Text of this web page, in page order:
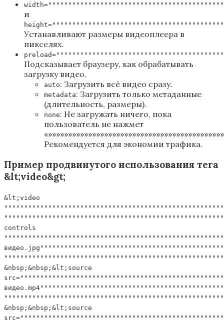
и
Устанавливают размеры видеоплеера в
пикселях.
Подсказывает браузеру, как обрабатывать
загрузку видео.
auto: Загрузить всё видео сразу.
metadata: Загрузить только метаданные
(длительность, размеры).
none: Не загружать ничего, пока
пользователь не нажмет
Рекомендуется для экономии трафика.
Пример продвинутого использования тега
&lt;video&gt;
&lt;video
controls
&nbsp;&nbsp;&lt;source
&nbsp;&nbsp;&lt;source